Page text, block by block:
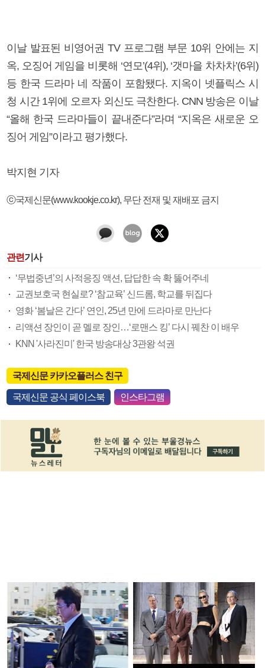
이날 발표된 비영어권 TV 프로그램 부문 10위 안에는 지
옥, 오징어 게임을 비롯해 ‘연모’(4위), ‘갯마을 차차차’(6위)
등 한국 드라마 네 작품이 포함됐다. 지옥이 넷플릭스 시
청 시간 1위에 오르자 외신도 극찬한다. CNN 방송은 이날
“올해 한국 드라마들이 끝내준다”라며 “지옥은 새로운 오
징어 게임”이라고 평가했다.
박지현 기자
ⓒ국제신문(www.kookje.co.kr), 무단 전재 및 재배포 금지
관련기사
‘무법중년’의 사적응징 액션, 답답한 속 확 뚫어주네
교권보호국 현실로? ‘참교육’ 신드롬, 학교를 뒤집다
영화 ‘봄날은 간다’ 연인, 25년 만에 드라마로 만난다
리액션 장인이 곧 멜로 장인…‘로맨스 킹’ 다시 꿰찬 이 배우
KNN '사라진미' 한국 방송대상 3관왕 석권
국제신문 카카오플러스 친구
국제신문 공식 페이스북 인스타그램